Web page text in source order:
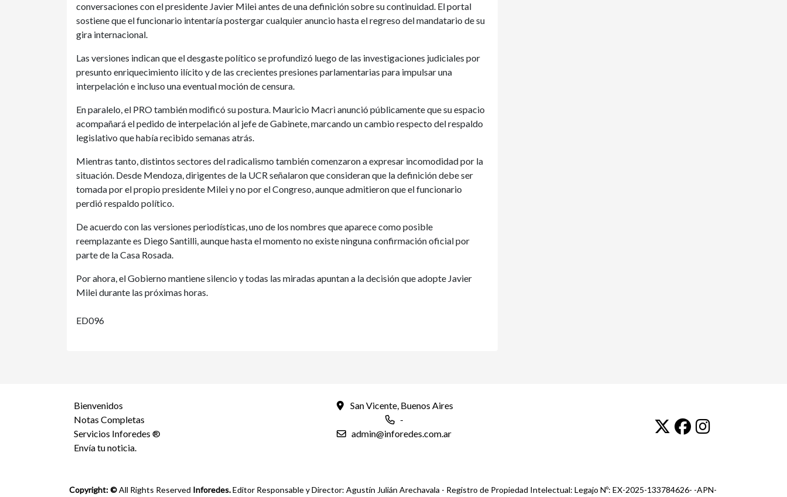
conversaciones con el presidente Javier Milei antes de una definición sobre su continuidad. El portal
sostiene que el funcionario intentaría postergar cualquier anuncio hasta el regreso del mandatario de su
gira internacional.
Las versiones indican que el desgaste político se profundizó luego de las investigaciones judiciales por
presunto enriquecimiento ilícito y de las crecientes presiones parlamentarias para impulsar una
interpelación e incluso una eventual moción de censura.
En paralelo, el PRO también modificó su postura. Mauricio Macri anunció públicamente que su espacio
acompañará el pedido de interpelación al jefe de Gabinete, marcando un cambio respecto del respaldo
legislativo que había recibido semanas atrás.
Mientras tanto, distintos sectores del radicalismo también comenzaron a expresar incomodidad por la
situación. Desde Mendoza, dirigentes de la UCR señalaron que consideran que la definición debe ser
tomada por el propio presidente Milei y no por el Congreso, aunque admitieron que el funcionario
perdió respaldo político.
De acuerdo con las versiones periodísticas, uno de los nombres que aparece como posible
reemplazante es Diego Santilli, aunque hasta el momento no existe ninguna confirmación oficial por
parte de la Casa Rosada.
Por ahora, el Gobierno mantiene silencio y todas las miradas apuntan a la decisión que adopte Javier
Milei durante las próximas horas.
ED096
Bienvenidos
Notas Completas
Servicios Inforedes ®
Envía tu noticia.
San Vicente, Buenos Aires
-
admin@inforedes.com.ar
Copyright: ©All Rights Reserved Inforedes.Editor Responsable y Director: Agustín Julián Arechavala - Registro de Propiedad Intelectual: Legajo Nº: EX-2025-133784626- -APN-